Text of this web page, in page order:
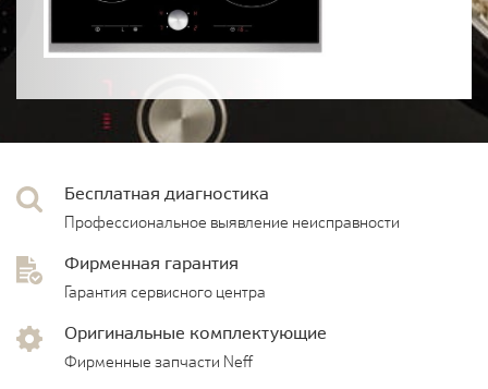
Бесплатная диагностика
Профессиональное выявление неисправности
Фирменная гарантия
Гарантия сервисного центра
Оригинальные комплектующие
Фирменные запчасти Neff